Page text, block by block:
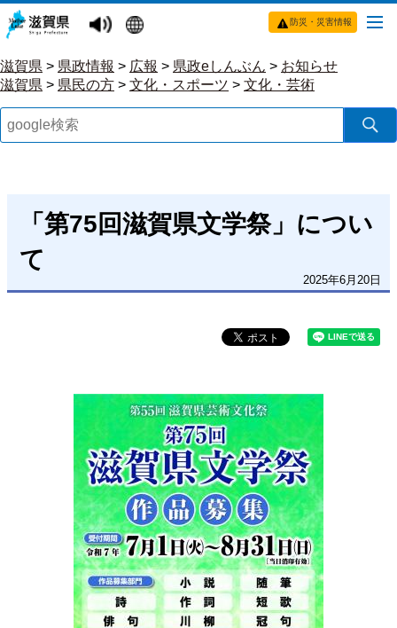
防災・災害情報
滋賀県 > 県政情報 > 広報 > 県政eしんぶん > お知らせ
滋賀県 > 県民の方 > 文化・スポーツ > 文化・芸術
「第75回滋賀県文学祭」につい
て
2025年6月20日